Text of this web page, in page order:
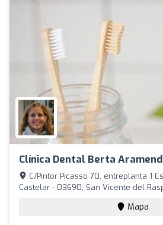
Clínica Dental Berta
C/Pintor Picasso 70, entreplanta 1
Castelar - 03690, San Vicente del
Mapa